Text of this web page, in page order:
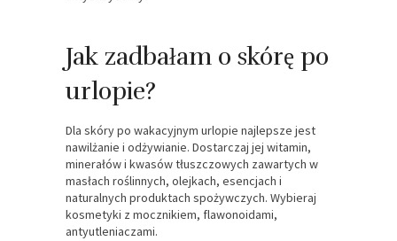
Jak zadbałam o skórę po
urlopie?
Dla skóry po wakacyjnym urlopie najlepsze jest
nawilżanie i odżywianie. Dostarczaj jej witamin,
minerałów i kwasów tłuszczowych zawartych w
masłach roślinnych, olejkach, esencjach i
naturalnych produktach spożywczych. Wybieraj
kosmetyki z mocznikiem, flawonoidami,
antyutleniaczami.